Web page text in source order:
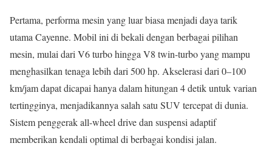
Pertama, performa mesin yang luar biasa menjadi daya tarik
utama Cayenne. Mobil ini di bekali dengan berbagai pilihan
mesin, mulai dari V6 turbo hingga V8 twin-turbo yang mampu
menghasilkan tenaga lebih dari 500 hp. Akselerasi dari 0–100
km/jam dapat dicapai hanya dalam hitungan 4 detik untuk varian
tertingginya, menjadikannya salah satu SUV tercepat di dunia.
Sistem penggerak all-wheel drive dan suspensi adaptif
memberikan kendali optimal di berbagai kondisi jalan.